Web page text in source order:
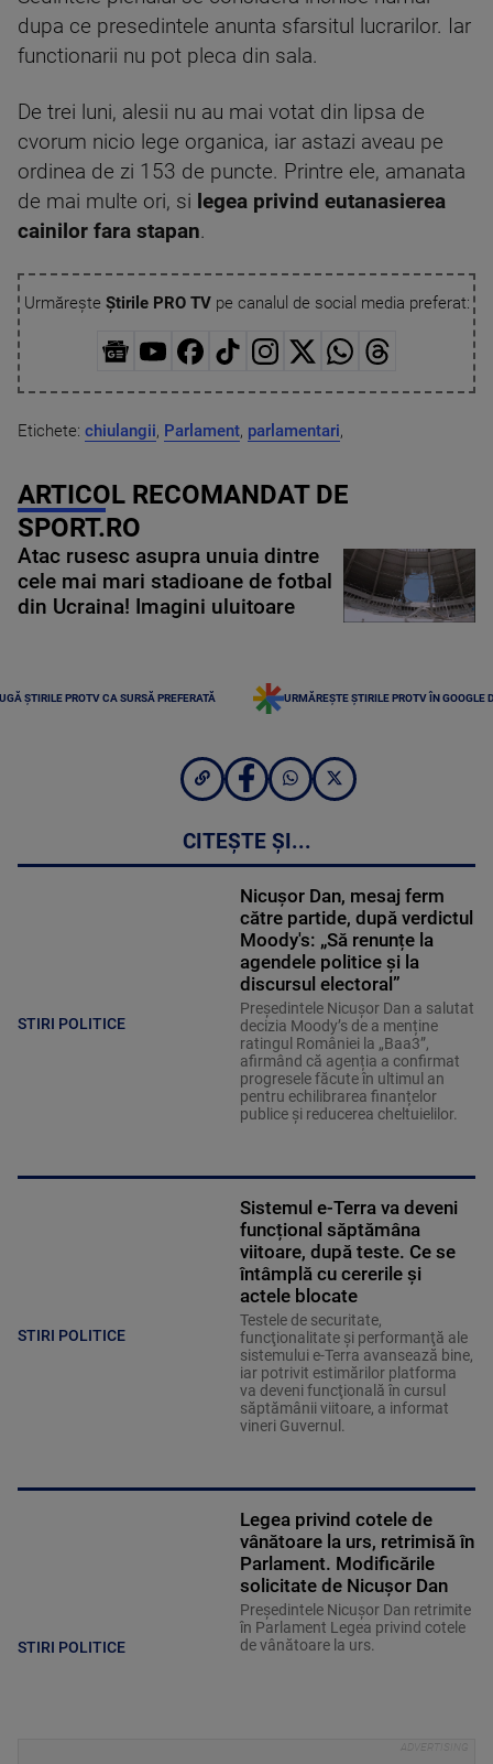
dupa ce presedintele anunta sfarsitul lucrarilor. Iar
functionarii nu pot pleca din sala.
De trei luni, alesii nu au mai votat din lipsa de
cvorum nicio lege organica, iar astazi aveau pe
ordinea de zi 153 de puncte. Printre ele, amanata
de mai multe ori, si legea privind eutanasierea
cainilor fara stapan.
Urmărește Știrile PRO TVpe canalul de social media preferat:
Etichete: chiulangii, Parlament, parlamentari,
ARTICOL RECOMANDAT DE
SPORT.RO
Atac rusesc asupra unuia dintre
cele mai mari stadioane de fotbal
din Ucraina! Imagini uluitoare
ȘTIRILE PROTV CA SURSĂ PREFERATĂ URMĂREȘTE ȘTIRILE PROTV ÎN GOOGLE
CITEȘTE ȘI...
STIRI POLITICE
Nicușor Dan, mesaj ferm
către partide, după verdictul
Moody's: „Să renunțe la
agendele politice şi la
discursul electoral”
Președintele Nicușor Dan a salutat
decizia Moody’s de a menține
ratingul României la „Baa3”,
afirmând că agenția a confirmat
progresele făcute în ultimul an
pentru echilibrarea finanțelor
publice și reducerea cheltuielilor.
STIRI POLITICE
Sistemul e-Terra va deveni
funcțional săptămâna
viitoare, după teste. Ce se
întâmplă cu cererile și
actele blocate
Testele de securitate,
funcţionalitate şi performanţă ale
sistemului e-Terra avansează bine,
iar potrivit estimărilor platforma
va deveni funcţională în cursul
săptămânii viitoare, a informat
vineri Guvernul.
STIRI POLITICE
Legea privind cotele de
vânătoare la urs, retrimisă în
Parlament. Modificările
solicitate de Nicușor Dan
Președintele Nicușor Dan retrimite
în Parlament Legea privind cotele
de vânătoare la urs.